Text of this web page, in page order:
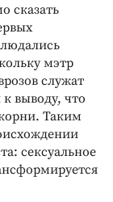
сказать
мэтр
служат
выводу, что
Таким
сексуальное